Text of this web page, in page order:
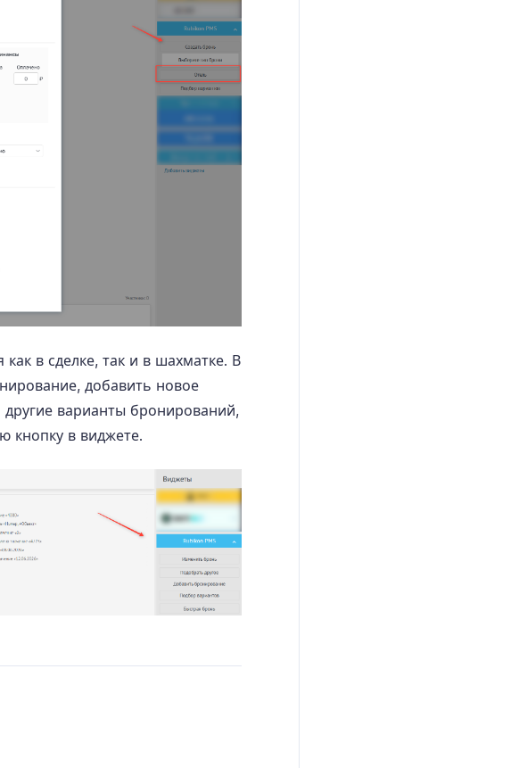
в сделке, так и в шахматке. В
добавить новое
варианты бронирований,
кнопку в виджете.